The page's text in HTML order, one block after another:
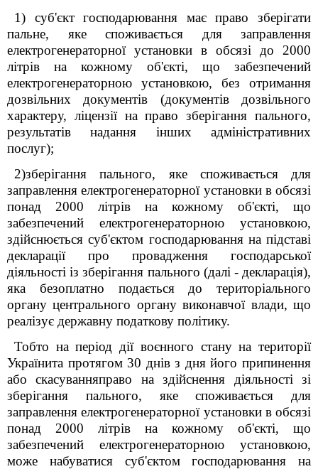
1) суб'єкт господарювання має право зберігати
пальне, яке споживається для заправлення
електрогенераторної установки в обсязі до 2000
літрів на кожному об'єкті, що забезпечений
електрогенераторною установкою, без отримання
дозвільних документів (документів дозвільного
характеру, ліцензії на право зберігання пального,
результатів надання інших адміністративних
послуг);
2)зберігання пального, яке споживається для
заправлення електрогенераторної установки в обсязі
понад 2000 літрів на кожному об'єкті, що
забезпечений електрогенераторною установкою,
здійснюється суб'єктом господарювання на підставі
декларації про провадження господарської
діяльності із зберігання пального (далі - декларація),
яка безоплатно подається до територіального
органу центрального органу виконавчої влади, що
реалізує державну податкову політику.
Тобто на період дії воєнного стану на території
Українита протягом 30 днів з дня його припинення
або скасуванняправо на здійснення діяльності зі
зберігання пального, яке споживається для
заправлення електрогенераторної установки в обсязі
понад 2000 літрів на кожному об'єкті, що
забезпечений електрогенераторною установкою,
може набуватися суб'єктом господарювання на